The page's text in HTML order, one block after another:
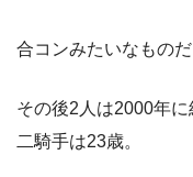
合コンみたいなもの
その後2人は2000年
二騎手は23歳。